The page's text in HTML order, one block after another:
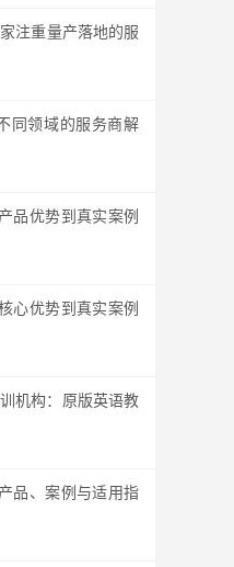
注重量产落地的服
同领域的服务商解
品优势到真实案例
心优势到真实案例
机构：原版英语教
品、案例与适用指